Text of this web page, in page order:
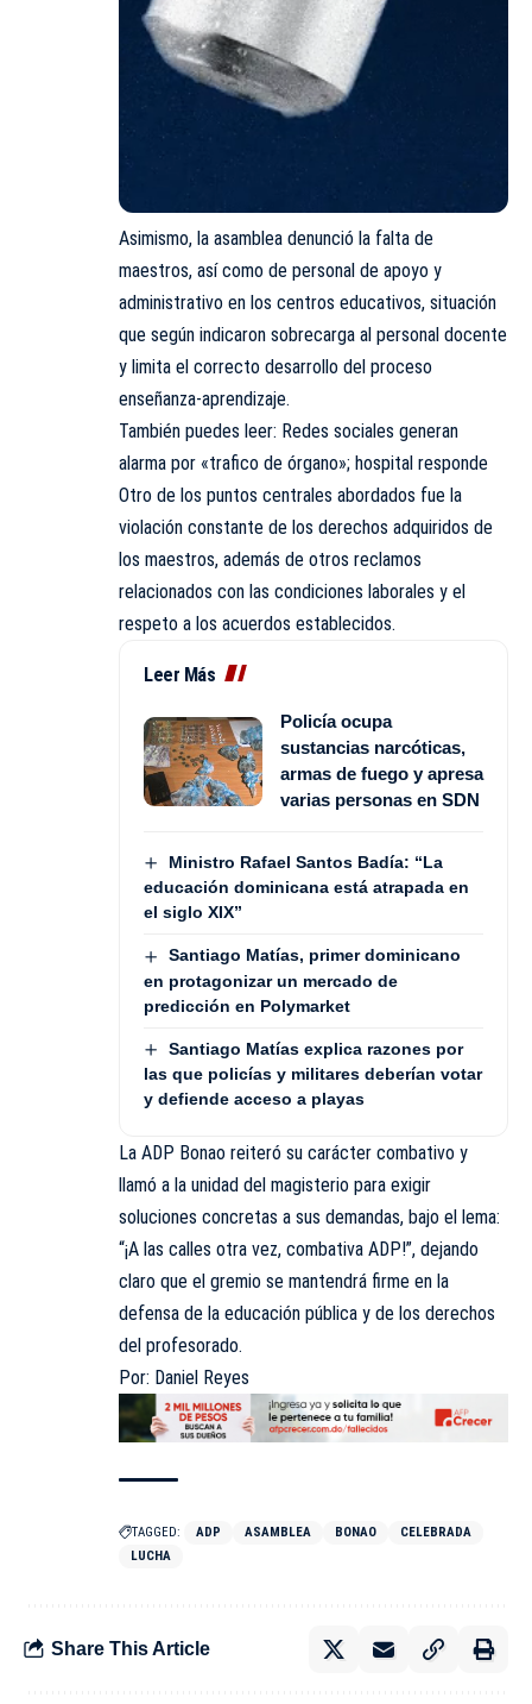
Asimismo, la asamblea denunció la falta de
maestros, así como de personal de apoyo y
administrativo en los centros educativos, situación
que según indicaron sobrecarga al personal docente
y limita el correcto desarrollo del proceso
enseñanza-aprendizaje.
También puedes leer: Redes sociales generan
alarma por «trafico de órgano»; hospital responde
Otro de los puntos centrales abordados fue la
violación constante de los derechos adquiridos de
los maestros, además de otros reclamos
relacionados con las condiciones laborales y el
respeto a los acuerdos establecidos.
Leer Más
Policía ocupa
sustancias narcóticas,
armas de fuego y apresa
varias personas en SDN
Ministro Rafael Santos Badía: “La
educación dominicana está atrapada en
el siglo XIX”
Santiago Matías, primer dominicano
en protagonizar un mercado de
predicción en Polymarket
Santiago Matías explica razones por
las que policías y militares deberían votar
y defiende acceso a playas
La ADP Bonao reiteró su carácter combativo y
llamó a la unidad del magisterio para exigir
soluciones concretas a sus demandas, bajo el lema:
“¡A las calles otra vez, combativa ADP!”, dejando
claro que el gremio se mantendrá firme en la
defensa de la educación pública y de los derechos
del profesorado.
Por: Daniel Reyes
TAGGED: ADP ASAMBLEA BONAO
CELEBRADA
LUCHA
Share This Article